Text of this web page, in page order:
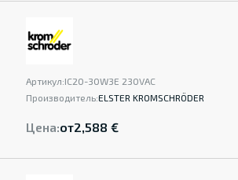
Артикул:IC20-30W3E 230VAC
Производитель:ELSTER KROMSCHRÖDER
Цена:от2,588 €